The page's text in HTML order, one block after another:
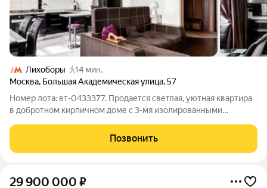
Лихоборы
14 мин.
Москва, Большая Академическая улица,57
Номер лота: вт-0433377. Продается светлая, уютная квартира
в добротном кирпичном доме с 3-мя изолированными
застеклен. Прекрасный зеленый район с развитой
инфраструктурой: Тимирязевский парк,
Позвонить
29 900 000 ₽